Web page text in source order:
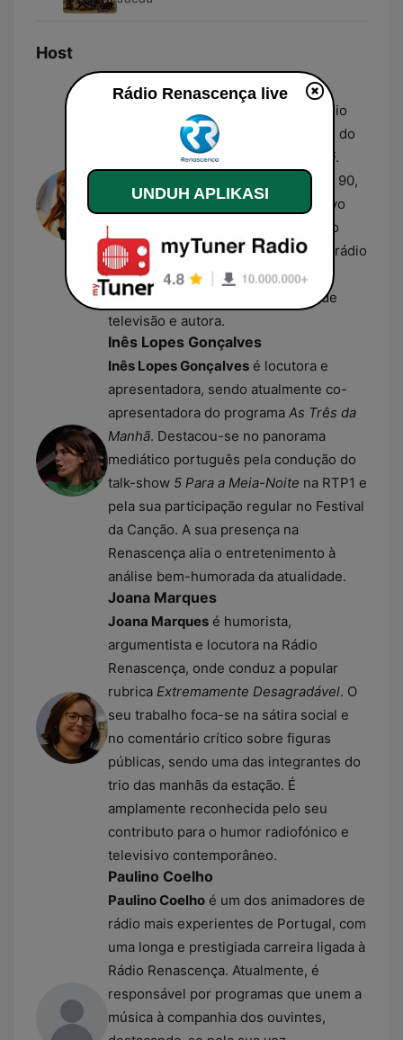
Host
Ana Galvão
integra a equipa da Rádio
Renascença como uma das anfitriãs do
programa matinal
As Três da Manhã.
Com uma carreira iniciada nos anos 90,
passou por várias estações de relevo
em Portugal, consolidando-se como
uma das vozes mais conhecidas da rádio
nacional. Além da sua atividade em
antena, é também apresentadora de
televisão e autora.
Inês Lopes Gonçalves
Inês Lopes Gonçalves é locutora e
apresentadora, sendo atualmente co-
apresentadora do programa As Três da
Manhã. Destacou-se no panorama
mediático português pela condução do
talk-show 5 Para a Meia-Noite na RTP1 e
pela sua participação regular no Festival
da Canção. A sua presença na
Renascença alia o entretenimento à
análise bem-humorada da atualidade.
Joana Marques
Joana Marques é humorista,
argumentista e locutora na Rádio
Renascença, onde conduz a popular
rubrica Extremamente Desagradável. O
seu trabalho foca-se na sátira social e
no comentário crítico sobre figuras
públicas, sendo uma das integrantes do
trio das manhãs da estação. É
amplamente reconhecida pelo seu
contributo para o humor radiofónico e
televisivo contemporâneo.
Paulino Coelho
Paulino Coelho é um dos animadores de
rádio mais experientes de Portugal, com
uma longa e prestigiada carreira ligada à
Rádio Renascença. Atualmente, é
responsável por programas que unem a
música à companhia dos ouvintes,
Rádio Renascença live
UNDUH APLIKASI